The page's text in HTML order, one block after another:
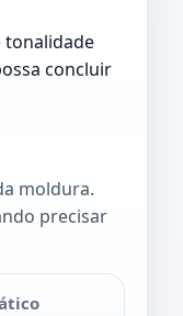
tonalidade
concluir
moldura.
precisar